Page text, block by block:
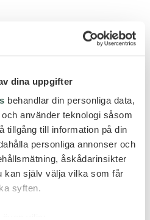
dina uppgifter
behandlar din personliga data,
använder teknologi såsom
tillgång till information på din
personliga annonser och
åskådarinsikter
kan själv välja vilka som får
syften.